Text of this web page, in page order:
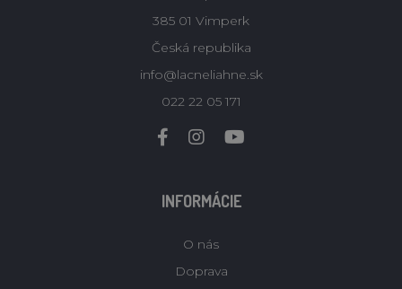
385 01 Vimperk
Česká republika
info@lacneliahne.sk
022 22 05 171
INFORMÁCIE
O nás
Doprava